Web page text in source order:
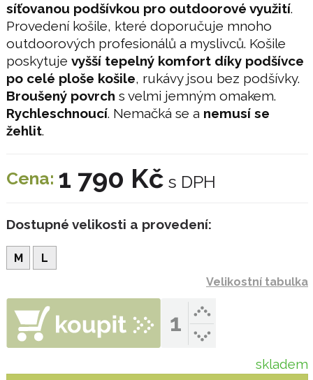
síťovanou podšívkou pro outdoorové využití.
Provedení košile, které doporučuje mnoho
outdoorových profesionálů a myslivců. Košile
poskytuje vyšší tepelný komfort díky podšívce
po celé ploše košile, rukávy jsou bez podšívky.
Broušený povrch s velmi jemným omakem.
Rychleschnoucí. Nemačká se a nemusí se
žehlit.
Cena: 1 790 Kč s DPH
Dostupné velikosti a provedení:
M
L
Velikostní tabulka
skladem